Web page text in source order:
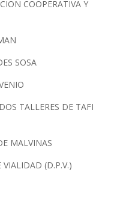
COOPERATIVA Y
SOSA
TALLERES DE TAFI
MALVINAS
(D.P.V.)